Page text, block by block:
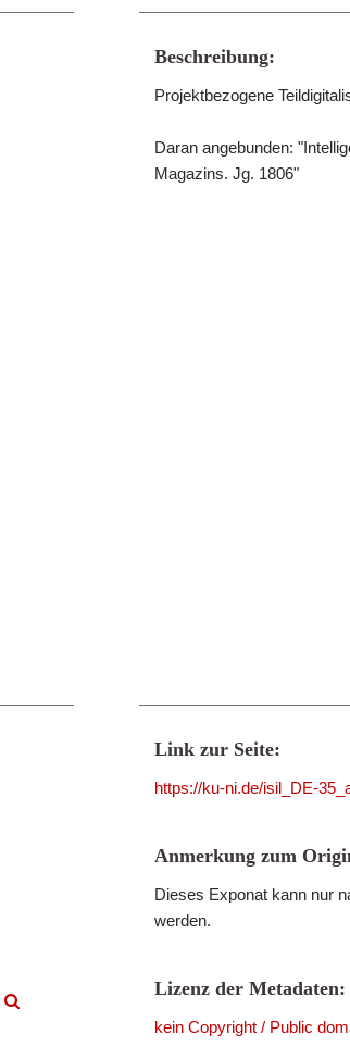
Beschreibung:
Projektbezogene
Daran angebunden:
Magazins. Jg. 1806"
Link zur Seite:
https://ku-ni.de/isil_DE-
Anmerkung zum
Dieses Exponat kann nur
werden.
Lizenz der Metadaten:
kein Copyright / Public